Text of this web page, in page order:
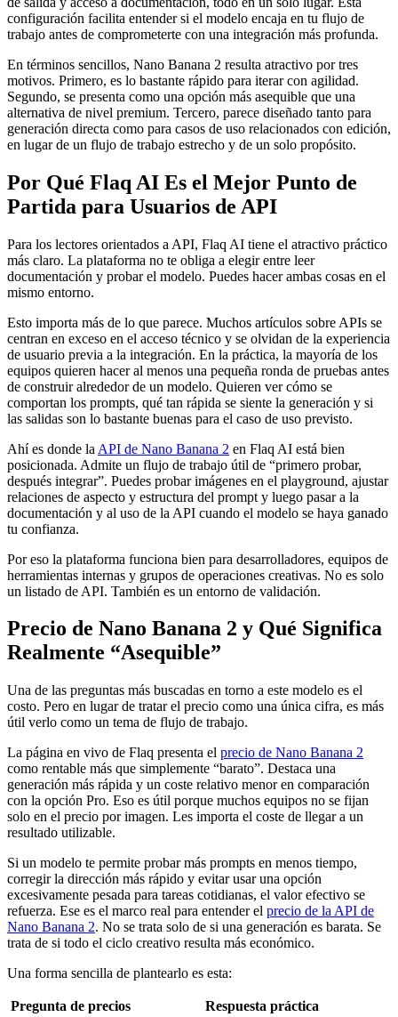
configuración facilita entender si el modelo encaja en tu flujo de
trabajo antes de comprometerte con una integración más profunda.
En términos sencillos, Nano Banana 2 resulta atractivo por tres
motivos. Primero, es lo bastante rápido para iterar con agilidad.
Segundo, se presenta como una opción más asequible que una
alternativa de nivel premium. Tercero, parece diseñado tanto para
generación directa como para casos de uso relacionados con edición,
en lugar de un flujo de trabajo estrecho y de un solo propósito.
Por Qué Flaq AI Es el Mejor Punto de
Partida para Usuarios de API
Para los lectores orientados a API, Flaq AI tiene el atractivo práctico
más claro. La plataforma no te obliga a elegir entre leer
documentación y probar el modelo. Puedes hacer ambas cosas en el
mismo entorno.
Esto importa más de lo que parece. Muchos artículos sobre APIs se
centran en exceso en el acceso técnico y se olvidan de la experiencia
de usuario previa a la integración. En la práctica, la mayoría de los
equipos quieren hacer al menos una pequeña ronda de pruebas antes
de construir alrededor de un modelo. Quieren ver cómo se
comportan los prompts, qué tan rápida se siente la generación y si
las salidas son lo bastante buenas para el caso de uso previsto.
Ahí es donde la API de Nano Banana 2 en Flaq AI está bien
posicionada. Admite un flujo de trabajo útil de “primero probar,
después integrar”. Puedes probar imágenes en el playground, ajustar
relaciones de aspecto y estructura del prompt y luego pasar a la
documentación y al uso de la API cuando el modelo se haya ganado
tu confianza.
Por eso la plataforma funciona bien para desarrolladores, equipos de
herramientas internas y grupos de operaciones creativas. No es solo
un listado de API. También es un entorno de validación.
Precio de Nano Banana 2 y Qué Significa
Realmente “Asequible”
Una de las preguntas más buscadas en torno a este modelo es el
costo. Pero en lugar de tratar el precio como una única cifra, es más
útil verlo como un tema de flujo de trabajo.
La página en vivo de Flaq presenta el precio de Nano Banana 2
como rentable más que simplemente “barato”. Destaca una
generación más rápida y un coste relativo menor en comparación
con la opción Pro. Eso es útil porque muchos equipos no se fijan
solo en el precio por imagen. Les importa el coste de llegar a un
resultado utilizable.
Si un modelo te permite probar más prompts en menos tiempo,
corregir la dirección más rápido y evitar usar una opción
excesivamente pesada para tareas cotidianas, el valor efectivo se
refuerza. Ese es el marco real para entender el precio de la API de
Nano Banana 2. No se trata solo de si una generación es barata. Se
trata de si todo el ciclo creativo resulta más económico.
Una forma sencilla de plantearlo es esta:
Pregunta de precios
Respuesta práctica